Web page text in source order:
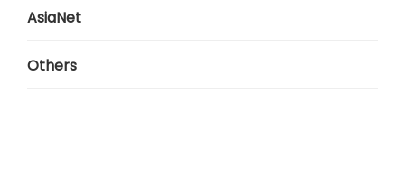
AsiaNet
Others